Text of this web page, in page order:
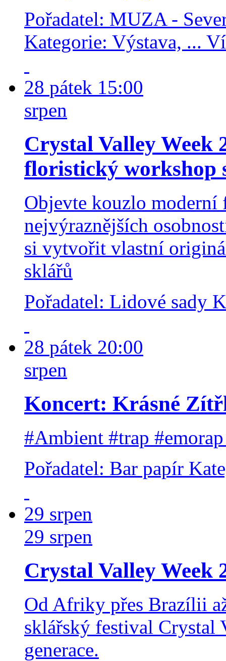
Pořadatel: MUZA -
Kategorie: Výstava, ...
28 pátek 15:00
srpen
Crystal Valley Week
floristický workshop
Objevte kouzlo
nejvýraznějších
si vytvořit vlastní
sklářů
Pořadatel: Lidové sady
28 pátek 20:00
srpen
Koncert: Krásné
#Ambient #trap
Pořadatel: Bar papír
29 srpen
29 srpen
Crystal Valley Week
Od Afriky přes Brazílii
sklářský festival
generace.